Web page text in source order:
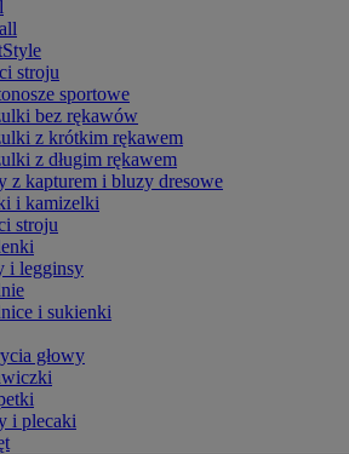
stroju
sportowe
bez rękawów
z krótkim rękawem
z długim rękawem
z kapturem i bluzy dresowe
i kamizelki
stroju
i legginsy
i sukienki
głowy
i plecaki